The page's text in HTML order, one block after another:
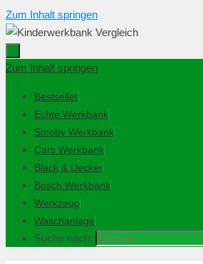
Zum Inhalt springen
Zum Inhalt springen
Bestseller
Echte Werkbank
Smoby Werkbank
Cars Werkbank
Black & Decker
Bosch Werkbank
Werkzeug
Waschanlage
Suche nach: